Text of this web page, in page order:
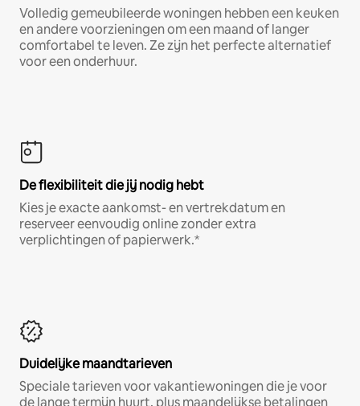
Volledig gemeubileerde woningen hebben een keuken
en andere voorzieningen om een maand of langer
comfortabel te leven. Ze zijn het perfecte alternatief
voor een onderhuur.
De flexibiliteit die jij nodig hebt
Kies je exacte aankomst- en vertrekdatum en
reserveer eenvoudig online zonder extra
verplichtingen of papierwerk.*
Duidelijke maandtarieven
Speciale tarieven voor vakantiewoningen die je voor
de lange termijn huurt, plus maandelijkse betalingen